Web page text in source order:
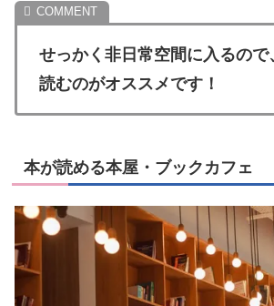
せっかく非日常空間に入るので
読むのがオススメです！
本が読める本屋・ブックカフェ